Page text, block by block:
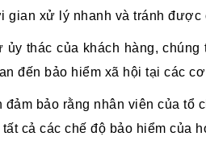
gian xử lý nhanh và tránh được
ủy thác của khách hàng,
đến bảo hiểm xã hội tại các
đảm bảo rằng nhân viên của tổ
cả các chế độ bảo hiểm của